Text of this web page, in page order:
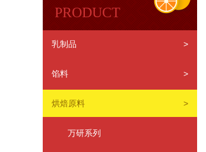
PRODUCT
乳制品 >
馅料 >
烘焙原料 >
万研系列